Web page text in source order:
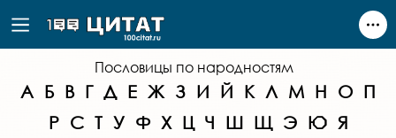
Пословицы по народностям
А Б В Г Д Е Ж З И Й К Л М Н О П
Р С Т У Ф Х Ц Ч Ш Щ Э Ю Я